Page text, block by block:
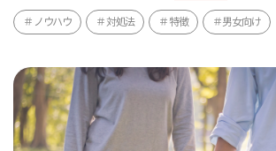
ノウハウ 対処法 特徴 男女向け